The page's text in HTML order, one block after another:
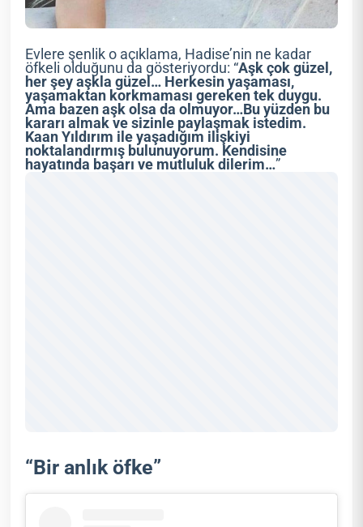
Evlere şenlik o açıklama, Hadise’nin ne kadar
öfkeli olduğunu da gösteriyordu: “Aşk çok güzel,
her şey aşkla güzel… Herkesin yaşaması,
yaşamaktan korkmaması gereken tek duygu.
Ama bazen aşk olsa da olmuyor…Bu yüzden bu
kararı almak ve sizinle paylaşmak istedim.
Kaan Yıldırım ile yaşadığım ilişkiyi
noktalandırmış bulunuyorum. Kendisine
hayatında başarı ve mutluluk dilerim…”
“Bir anlık öfke”